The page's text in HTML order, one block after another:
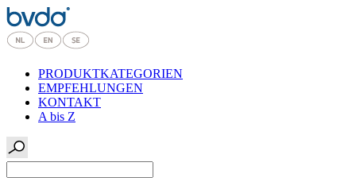
PRODUKTKATEGORIEN
EMPFEHLUNGEN
KONTAKT
A bis Z